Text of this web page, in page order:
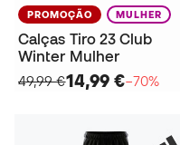
PROMOÇÃO MULHER
Calças Tiro 23 Club
Winter Mulher
49,99 €14,99 €−70%